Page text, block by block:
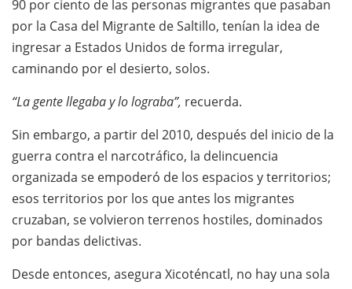
90 por ciento de las personas migrantes que pasaban
por la Casa del Migrante de Saltillo, tenían la idea de
ingresar a Estados Unidos de forma irregular,
caminando por el desierto, solos.
“La gente llegaba y lo lograba”, recuerda.
Sin embargo, a partir del 2010, después del inicio de la
guerra contra el narcotráfico, la delincuencia
organizada se empoderó de los espacios y territorios;
esos territorios por los que antes los migrantes
cruzaban, se volvieron terrenos hostiles, dominados
por bandas delictivas.
Desde entonces, asegura Xicoténcatl, no hay una sola